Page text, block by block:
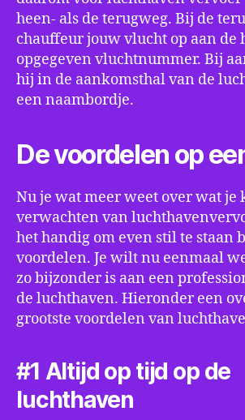
heen- als de terugweg. Bij de
chauffeur jouw vlucht op aan de
opgegeven vluchtnummer. Bij
hij in de aankomsthal van de
een naambordje.
De voordelen op
Nu je wat meer weet over wat je
verwachten van
het handig om even stil te staan
voordelen. Je wilt nu eenmaal
zo bijzonder is aan een
de luchthaven. Hieronder een
grootste voordelen van
#1 Altijd op tijd op de
luchthaven